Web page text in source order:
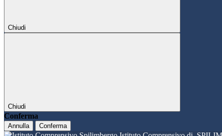
Chiudi
Chiudi
Conferma
Annulla Conferma